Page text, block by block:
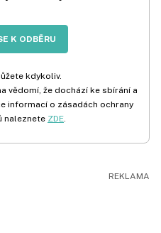
K ODBĚRU
kdykoliv.
vědomí, že dochází ke sbírání a
informací o zásadách ochrany
naleznete ZDE.